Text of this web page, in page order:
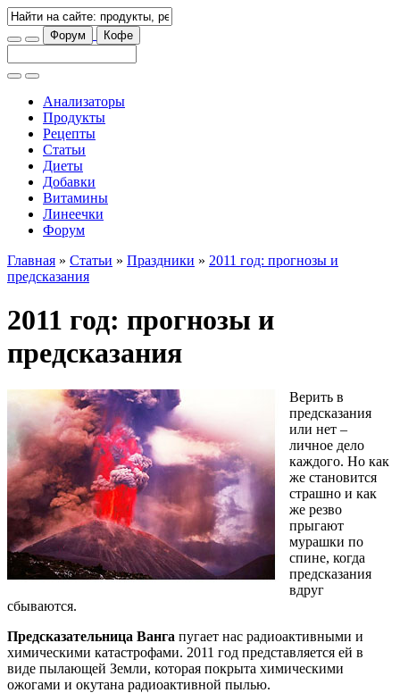
Форум Кофе
Анализаторы
Продукты
Рецепты
Статьи
Диеты
Добавки
Витамины
Линеечки
Форум
Главная » Статьи » Праздники » 2011 год: прогнозы и
предсказания
2011 год: прогнозы и
предсказания
Верить в
предсказания
или нет –
личное дело
каждого. Но как
же становится
страшно и как
же резво
прыгают
мурашки по
спине, когда
предсказания
вдруг
сбываются.
Предсказательница Ванга пугает нас радиоактивными и
химическими катастрофами. 2011 год представляется ей в
виде пылающей Земли, которая покрыта химическими
ожогами и окутана радиоактивной пылью.